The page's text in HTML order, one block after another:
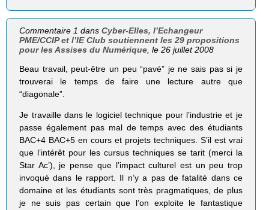
Commentaire 1 dansCyber-Elles, l’Echangeur
PME/CCIP et l’IE Club soutiennent les 29 propositions
pour les Assises du Numérique , le 26 juillet 2008
Beau travail, peut-être un peu “pavé” je ne sais pas si je
trouverai le temps de faire une lecture autre que
“diagonale”.
Je travaille dans le logiciel technique pour l’industrie et je
passe également pas mal de temps avec des étudiants
BAC+4 BAC+5 en cours et projets techniques. S’il est vrai
que l’intérêt pour les cursus techniques se tarit (merci la
Star Ac’), je pense que l’impact culturel est un peu trop
invoqué dans le rapport. Il n’y a pas de fatalité dans ce
domaine et les étudiants sont très pragmatiques, de plus
je ne suis pas certain que l’on exploite le fantastique